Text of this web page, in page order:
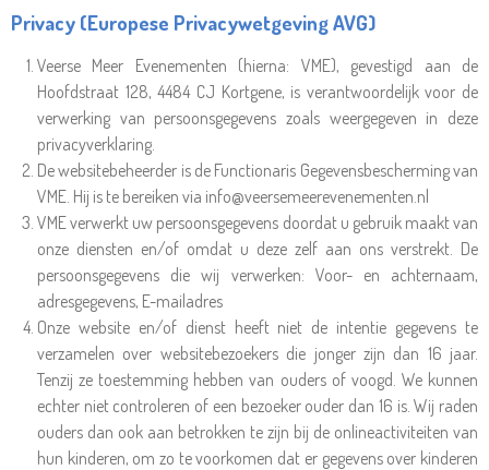
Privacy (Europese Privacywetgeving AVG)
Veerse Meer Evenementen (hierna: VME), gevestigd aan de
Hoofdstraat 128, 4484 CJ Kortgene, is verantwoordelijk voor de
verwerking van persoonsgegevens zoals weergegeven in deze
privacyverklaring.
De websitebeheerder is de Functionaris Gegevensbescherming van
VME. Hij is te bereiken via info@veersemeerevenementen.nl
VME verwerkt uw persoonsgegevens doordat u gebruik maakt van
onze diensten en/of omdat u deze zelf aan ons verstrekt. De
persoonsgegevens die wij verwerken: Voor- en achternaam,
adresgegevens, E-mailadres
Onze website en/of dienst heeft niet de intentie gegevens te
verzamelen over websitebezoekers die jonger zijn dan 16 jaar.
Tenzij ze toestemming hebben van ouders of voogd. We kunnen
echter niet controleren of een bezoeker ouder dan 16 is. Wij raden
ouders dan ook aan betrokken te zijn bij de onlineactiviteiten van
hun kinderen, om zo te voorkomen dat er gegevens over kinderen